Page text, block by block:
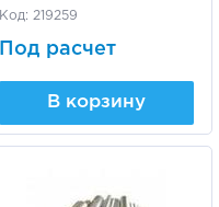
Код: 219259
Под расчет
В корзину